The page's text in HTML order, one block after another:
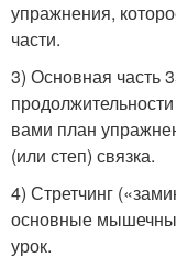
упражнения,
части.
3) Основная часть
вами план
(или степ) связка.
4) Стретчинг
основные
урок.